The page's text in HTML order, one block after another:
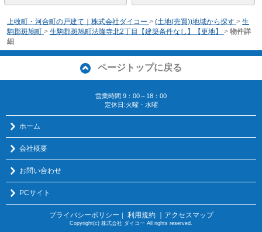
上牧町・河合町の戸建て｜株式会社ダイコー > (土地(売買))地域から探す > 生
駒郡斑鳩町 > 生駒郡斑鳩町法隆寺北2丁目【建築条件なし】【更地】 > 物件詳
細
ページトップに戻る
営業時間:9：00～18：00
定休日:火曜・水曜
ホーム
会社概要
お問い合わせ
PCサイト
プライバシーポリシー ｜ 利用規約 ｜アクセスマップ
Copyright(c) 株式会社 ダイコー All rights reserved.